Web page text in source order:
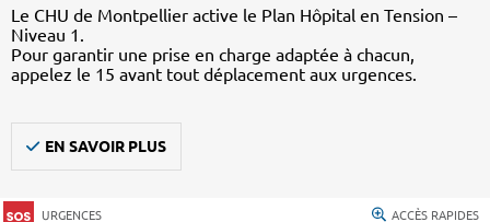
Le CHU de Montpellier active le Plan Hôpital en Tension –
Niveau 1.
Pour garantir une prise en charge adaptée à chacun,
appelez le 15 avant tout déplacement aux urgences.
EN SAVOIR PLUS
URGENCES ACCÈS RAPIDES